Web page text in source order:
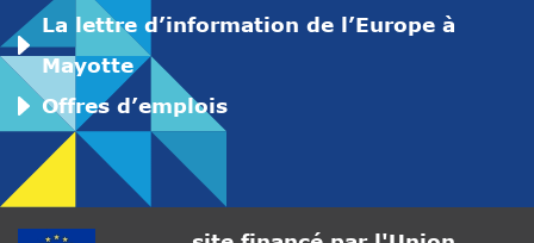
La lettre d’information de l’Europe à
Mayotte
Offres d’emplois